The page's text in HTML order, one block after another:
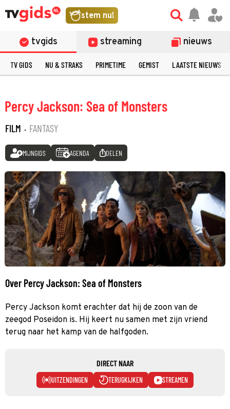
stem nu!
tvgids streaming nieuws
TV GIDS NU & STRAKS PRIMETIME GEMIST LAATSTE NIEUWS
Percy Jackson: Sea of Monsters
FILM · FANTASY
MIJNGIDS AGENDA DELEN
Over Percy Jackson: Sea of Monsters
Percy Jackson komt erachter dat hij de zoon van de
zeegod Poseidon is. Hij keert nu samen met zijn vriend
terug naar het kamp van de halfgoden.
DIRECT NAAR
UITZENDINGEN TERUGKIJKEN STREAMEN